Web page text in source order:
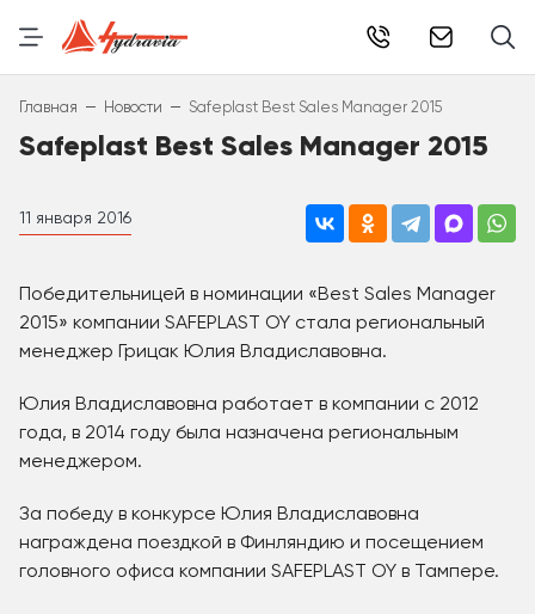
Главная – Новости – Safeplast Best Sales Manager 2015
Safeplast Best Sales Manager 2015
11 января 2016
Победительницей в номинации «Best Sales Manager
2015» компании SAFEPLAST OY стала региональный
менеджер Грицак Юлия Владиславовна.
Юлия Владиславовна работает в компании с 2012
года, в 2014 году была назначена региональным
менеджером.
За победу в конкурсе Юлия Владиславовна
награждена поездкой в Финляндию и посещением
головного офиса компании SAFEPLAST OY в Тампере.